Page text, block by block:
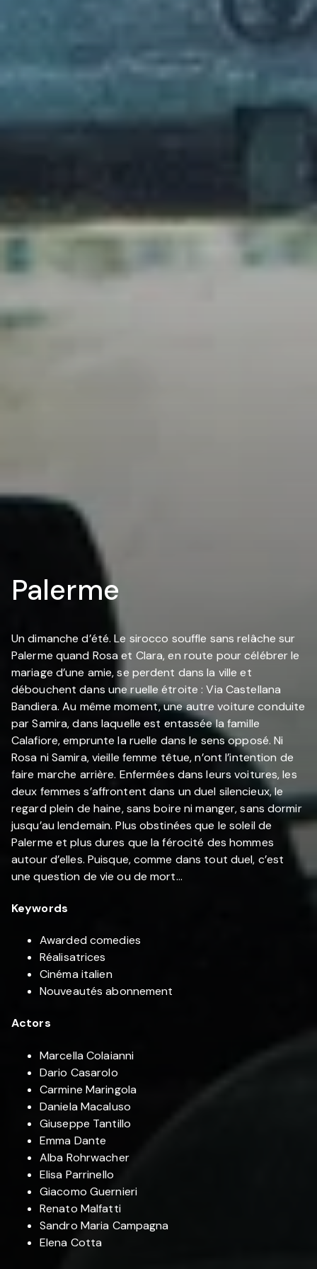
Palerme
Un dimanche d’été. Le sirocco souffle sans relâche sur
Palerme quand Rosa et Clara, en route pour célébrer le
mariage d’une amie, se perdent dans la ville et
débouchent dans une ruelle étroite : Via Castellana
Bandiera. Au même moment, une autre voiture conduite
par Samira, dans laquelle est entassée la famille
Calafiore, emprunte la ruelle dans le sens opposé. Ni
Rosa ni Samira, vieille femme têtue, n’ont l’intention de
faire marche arrière. Enfermées dans leurs voitures, les
deux femmes s’affrontent dans un duel silencieux, le
regard plein de haine, sans boire ni manger, sans dormir
jusqu’au lendemain. Plus obstinées que le soleil de
Palerme et plus dures que la férocité des hommes
autour d’elles. Puisque, comme dans tout duel, c’est
une question de vie ou de mort…
Keywords
Awarded comedies
Réalisatrices
Cinéma italien
Nouveautés abonnement
Actors
Marcella Colaianni
Dario Casarolo
Carmine Maringola
Daniela Macaluso
Giuseppe Tantillo
Emma Dante
Alba Rohrwacher
Elisa Parrinello
Giacomo Guernieri
Renato Malfatti
Sandro Maria Campagna
Elena Cotta